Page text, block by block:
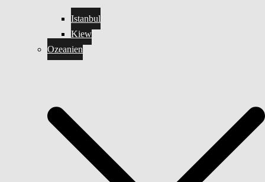
Istanbul
Kiew
Ozeanien